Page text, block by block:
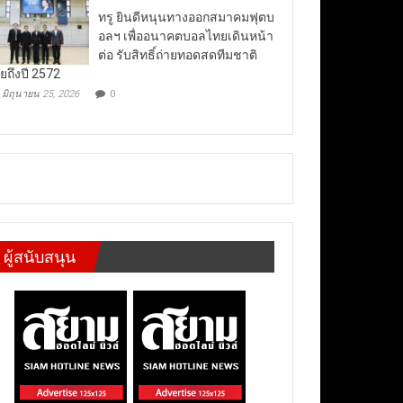
ทรู ยินดีหนุนทางออกสมาคมฟุตบ
อลฯ เพื่ออนาคตบอลไทยเดินหน้า
ต่อ รับสิทธิ์ถ่ายทอดสดทีมชาติ
ถึงปี 2572
มิถุนายน 25, 2026 0
ผู้สนับสนุน